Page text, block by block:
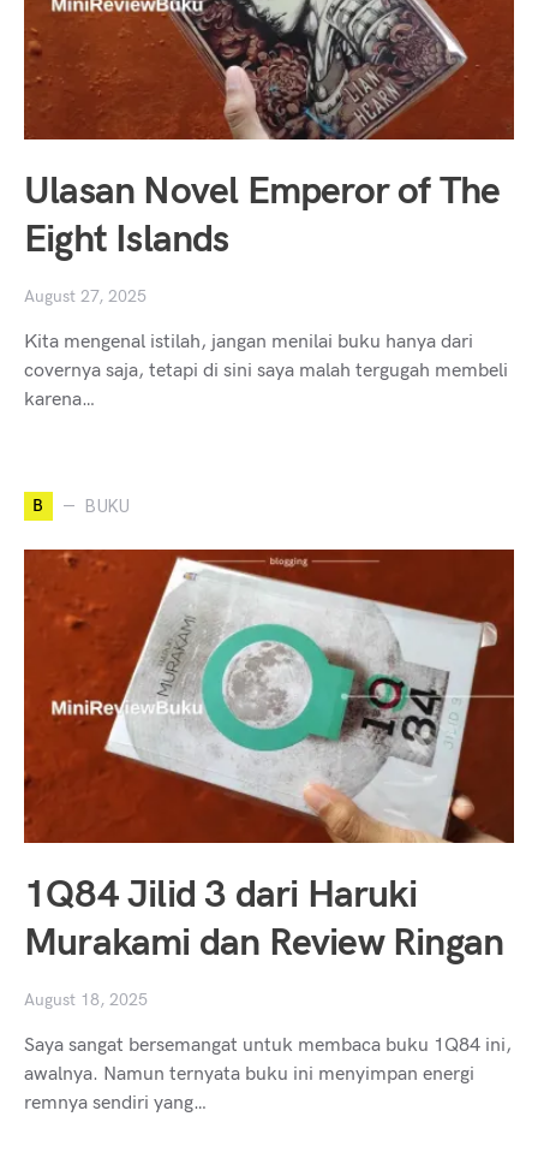
Ulasan Novel Emperor of The
Eight Islands
August 27, 2025
Kita mengenal istilah, jangan menilai buku hanya dari
covernya saja, tetapi di sini saya malah tergugah membeli
karena…
B BUKU
1Q84 Jilid 3 dari Haruki
Murakami dan Review Ringan
August 18, 2025
Saya sangat bersemangat untuk membaca buku 1Q84 ini,
awalnya. Namun ternyata buku ini menyimpan energi
remnya sendiri yang…